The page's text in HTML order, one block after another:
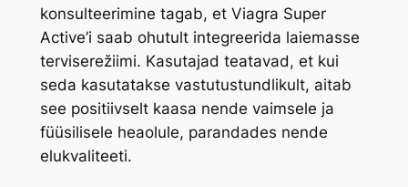
konsulteerimine tagab, et Viagra Super
Active’i saab ohutult integreerida laiemasse
terviserežiimi. Kasutajad teatavad, et kui
seda kasutatakse vastutustundlikult, aitab
see positiivselt kaasa nende vaimsele ja
füüsilisele heaolule, parandades nende
elukvaliteeti.